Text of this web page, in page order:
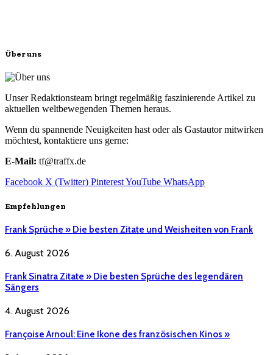
Über uns
Unser Redaktionsteam bringt regelmäßig faszinierende Artikel zu
aktuellen weltbewegenden Themen heraus.
Wenn du spannende Neuigkeiten hast oder als Gastautor mitwirken
möchtest, kontaktiere uns gerne:
E-Mail: tf@traffx.de
Facebook X (Twitter) PinterestYouTube WhatsApp
Empfehlungen
Frank Sprüche » Die besten Zitate und Weisheiten von Frank
6. August 2026
Frank Sinatra Zitate » Die besten Sprüche des legendären
Sängers
4. August 2026
Françoise Arnoul: Eine Ikone des französischen Kinos »